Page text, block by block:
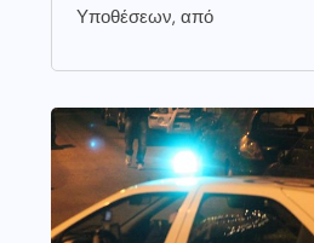
Υποθέσεων, από